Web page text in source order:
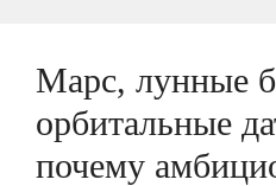
Марс, лунные
орбитальные
почему